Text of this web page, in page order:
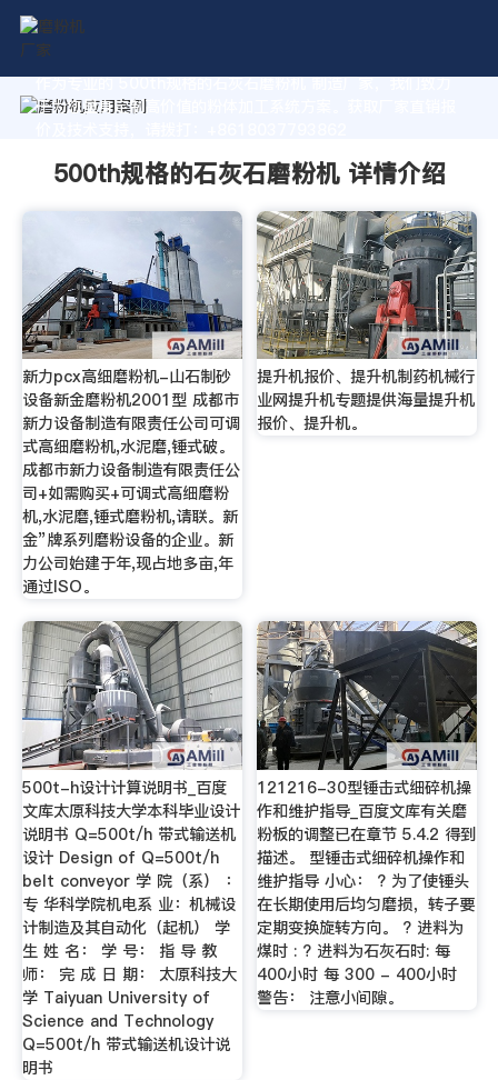
作为专业的 500th规格的石灰石磨粉机 制造厂家，我们致力
于为您量身定制高价值的粉体加工系统方案。获取厂家直销报
500th规格的石灰石磨粉机 详情介绍
新力pcx高细磨粉机-山石制砂
设备新金磨粉机2001型 成都市
新力设备制造有限责任公司可调
式高细磨粉机,水泥磨,锤式破。
成都市新力设备制造有限责任公
司+如需购买+可调式高细磨粉
机,水泥磨,锤式磨粉机,请联。新
金”牌系列磨粉设备的企业。新
力公司始建于年,现占地多亩,年
通过ISO。
提升机报价、提升机制药机械行
业网提升机专题提供海量提升机
报价、提升机。
500t-h设计计算说明书_百度
文库太原科技大学本科毕业设计
说明书 Q=500t/h 带式输送机
设计 Design of Q=500t/h
belt conveyor 学 院（系） ：
专 华科学院机电系 业：机械设
计制造及其自动化（起机） 学
生 姓 名： 学 号： 指 导 教
师： 完 成 日 期： 太原科技大
学 Taiyuan University of
Science and Technology
Q=500t/h 带式输送机设计说
明书
121216-30型锤击式细碎机操
作和维护指导_百度文库有关磨
粉板的调整已在章节 5.4.2 得到
描述。 型锤击式细碎机操作和
维护指导 小心： ? 为了使锤头
在长期使用后均匀磨损，转子要
定期变换旋转方向。 ? 进料为
煤时 : ? 进料为石灰石时: 每
400小时 每 300 - 400小时
警告： 注意小间隙。